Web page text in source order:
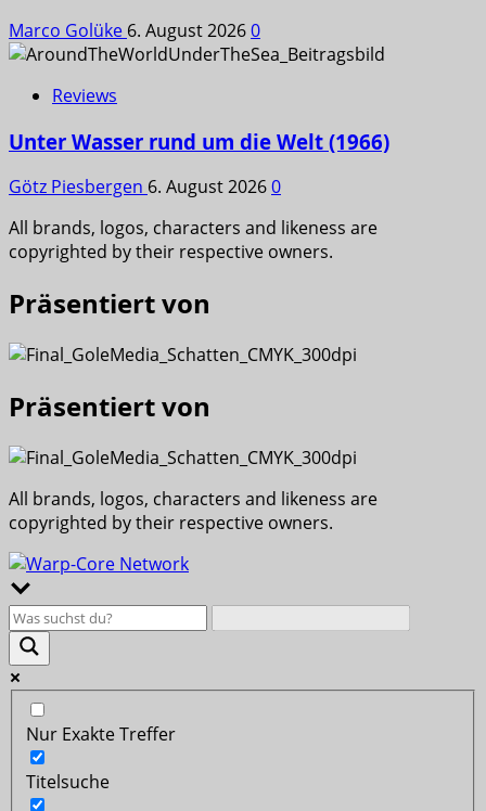
Marco Golüke 6. August 20260
Reviews
Unter Wasser rund um die Welt (1966)
Götz Piesbergen 6. August 20260
All brands, logos, characters and likeness are
copyrighted by their respective owners.
Präsentiert von
Präsentiert von
All brands, logos, characters and likeness are
copyrighted by their respective owners.
Nur Exakte Treffer
Titelsuche